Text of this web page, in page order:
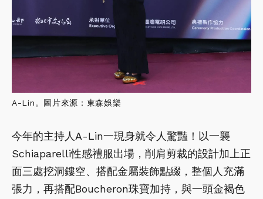
A-Lin。圖片來源：東森娛樂
今年的主持人A-Lin一現身就令人驚豔！以一襲
Schiaparelli性感禮服出場，削肩剪裁的設計加上正
面三處挖洞鏤空、搭配金屬裝飾點綴，整個人充滿
張力，再搭配Boucheron珠寶加持，與一頭金褐色